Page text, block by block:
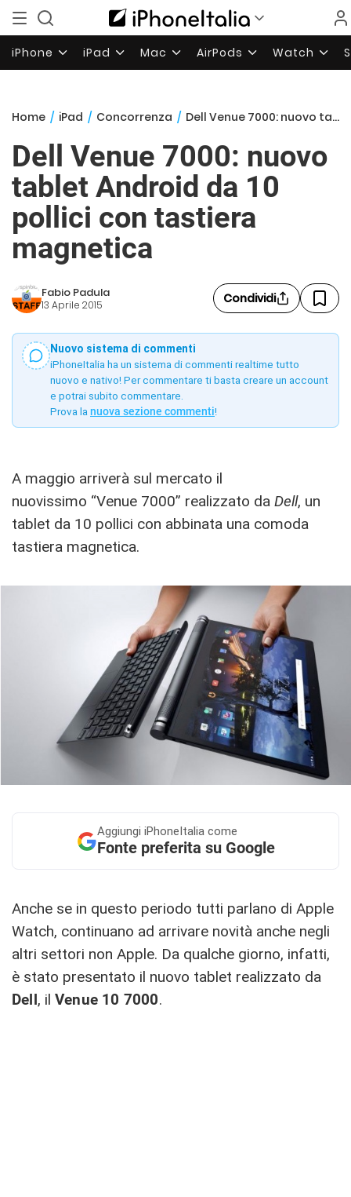
iPhone iPad Mac AirPods Watch
Home / iPad / Concorrenza / Dell Venue 7000: nuovo tablet Android da 10 pollici con tastiera magnetica
Dell Venue 7000: nuovo
tablet Android da 10
pollici con tastiera
magnetica
Fabio Padula
13 Aprile 2015 Condividi
Nuovo sistema di commenti
iPhoneItalia ha un sistema di commenti realtime tutto
nuovo e nativo! Per commentare ti basta creare un account
e potrai subito commentare.
Prova la nuova sezione commenti!
A maggio arriverà sul mercato il
nuovissimo “Venue 7000” realizzato da Dell, un
tablet da 10 pollici con abbinata una comoda
tastiera magnetica.
Aggiungi iPhoneItalia come
Fonte preferita su Google
Anche se in questo periodo tutti parlano di Apple
Watch, continuano ad arrivare novità anche negli
altri settori non Apple. Da qualche giorno, infatti,
è stato presentato il nuovo tablet realizzato da
Dell, il Venue 10 7000.